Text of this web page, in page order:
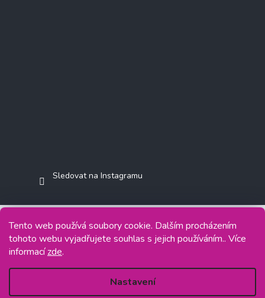
Tento web používá soubory cookie. Dalším procházením
tohoto webu vyjadřujete souhlas s jejich používáním.. Více
informacízde.
Nastavení
Sledovat na Instagramu
Copyright 2026Jasminkashop.cz. Všechna práva vyhrazena.